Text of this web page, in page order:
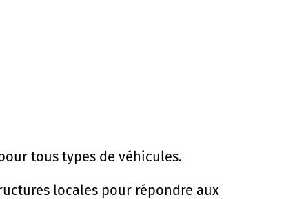
tous types de véhicules.
locales pour répondre aux